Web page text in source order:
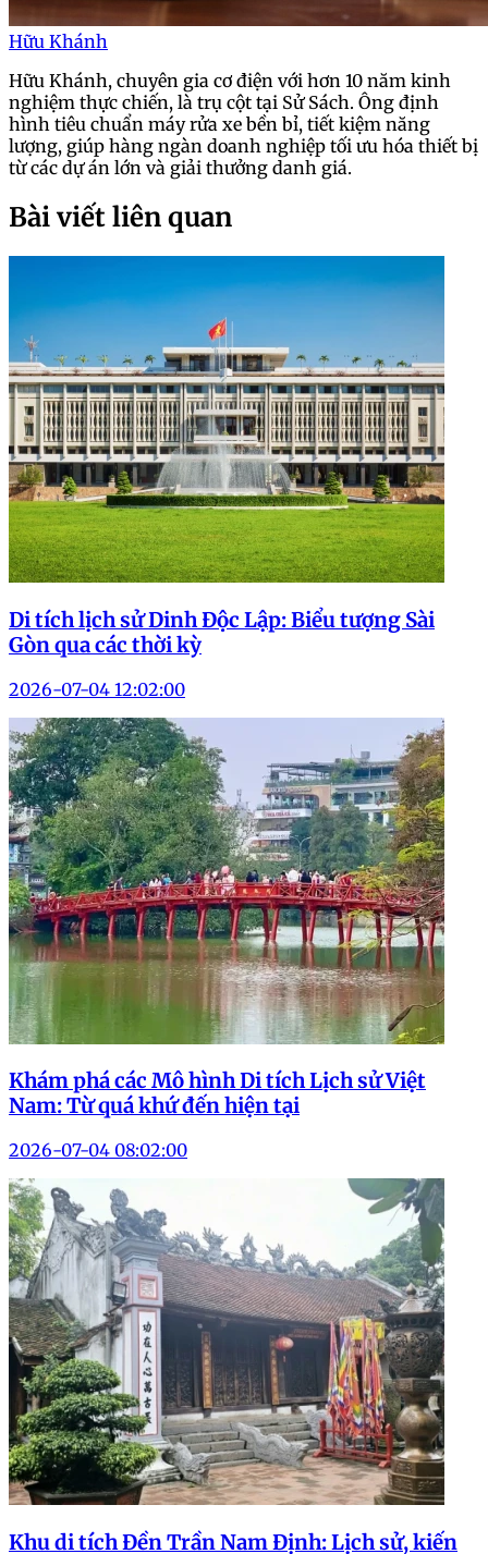
Hữu Khánh
Hữu Khánh, chuyên gia cơ điện với hơn 10 năm kinh
nghiệm thực chiến, là trụ cột tại Sử Sách. Ông định
hình tiêu chuẩn máy rửa xe bền bỉ, tiết kiệm năng
lượng, giúp hàng ngàn doanh nghiệp tối ưu hóa thiết bị
từ các dự án lớn và giải thưởng danh giá.
Bài viết liên quan
Di tích lịch sử Dinh Độc Lập: Biểu tượng Sài
Gòn qua các thời kỳ
2026-07-04 12:02:00
Khám phá các Mô hình Di tích Lịch sử Việt
Nam: Từ quá khứ đến hiện tại
2026-07-04 08:02:00
Khu di tích Đền Trần Nam Định: Lịch sử, kiến